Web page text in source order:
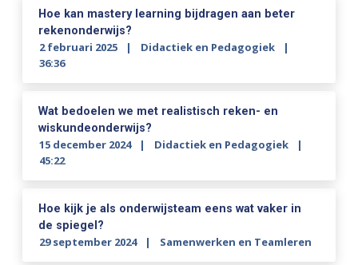
Hoe kan mastery learning bijdragen aan beter
rekenonderwijs?
2 februari 2025
Didactiek en Pedagogiek
36:36
Wat bedoelen we met realistisch reken- en
wiskundeonderwijs?
15 december 2024
Didactiek en Pedagogiek
45:22
Hoe kijk je als onderwijsteam eens wat vaker in
de spiegel?
29 september 2024 Samenwerken en Teamleren